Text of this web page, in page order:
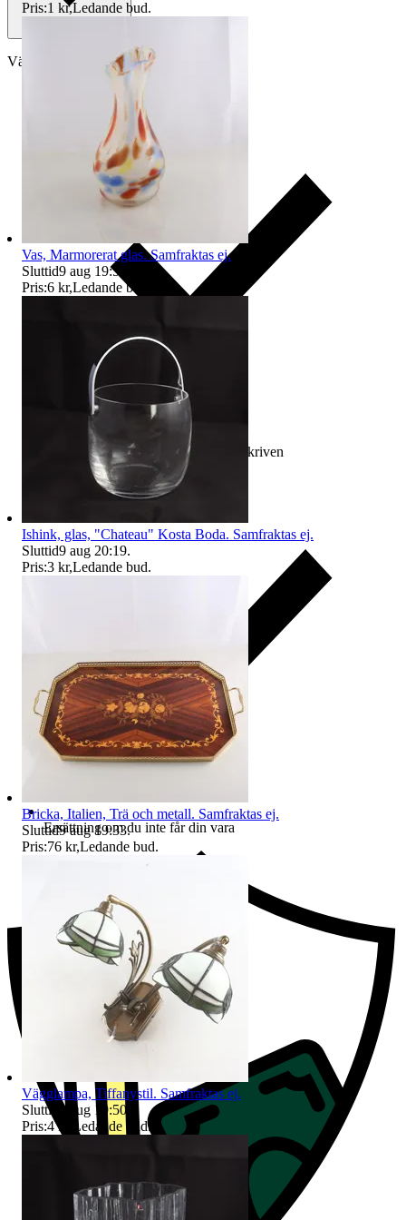
Välj till köparskydd
Ersättning om varan inte är som beskriven
Ersättning om du inte får din vara
Pris:1 kr,Ledande bud.
Vas, Marmorerat glas. Samfraktas ej.
Sluttid9 aug 19:59
Pris:6 kr,Ledande bud
Ishink, glas, "Chateau" Kosta Boda. Samfraktas ej.
Sluttid9 aug 20:19.
Pris:3 kr,Ledande bud.
Bricka, Italien, Trä och metall. Samfraktas ej.
Sluttid9 aug 19:33.
Pris:76 kr,Ledande bud.
Vägglampa, Tiffanystil. Samfraktas ej.
Sluttid
9 aug 19:50
Pris:4 kr Ledande bud.